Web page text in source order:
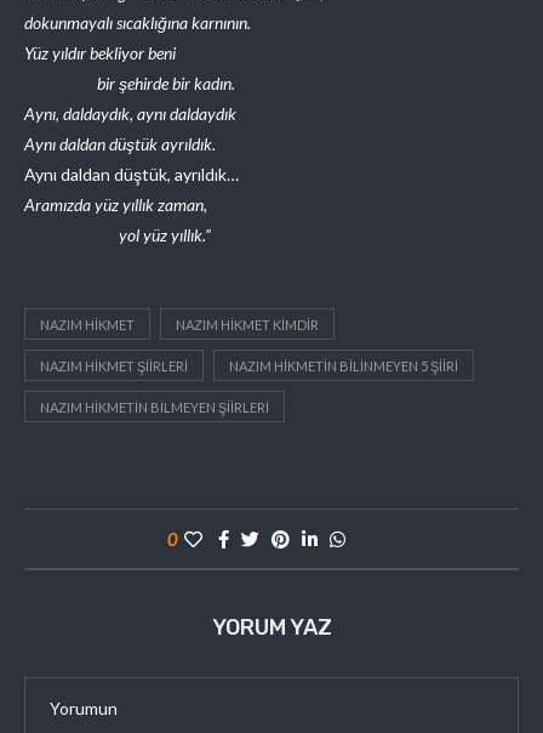
dokunmayalı sıcaklığına karnının.
Yüz yıldır bekliyor beni
bir şehirde bir kadın.
Aynı, daldaydık, aynı daldaydık
Aynı daldan düştük ayrıldık.
Aynı daldan düştük, ayrıldık…
Aramızda yüz yıllık zaman,
yol yüz yıllık.”
NAZIM HIKMET NAZIM HIKMET KIMDIR
NAZIM HIKMET ŞIIRLERI NAZIM HIKMETIN BILINMEYEN 5 ŞIIRI
NAZIM HIKMETIN BILMEYEN ŞIIRLERI
0
YORUM YAZ